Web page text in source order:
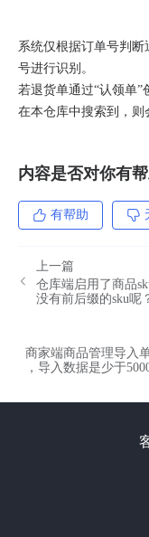
系统仅根据订单号判
号进行识别。
若退货单通过“认领单
在本仓库中搜索到，则
内容是否对你有帮
有帮助
上一篇
仓库端启用了商品
没有前后缀的sku呢
商家端商品管理导入
，导入数据是少于